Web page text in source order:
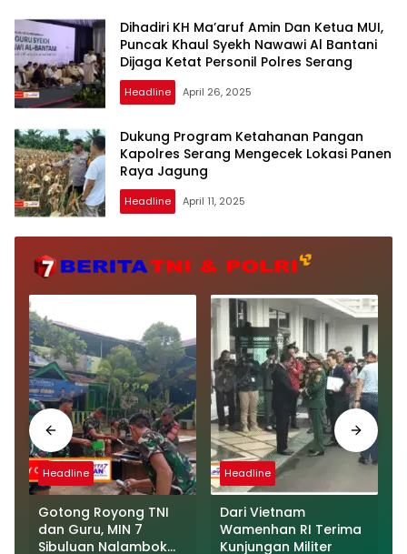
Dihadiri KH Ma’aruf Amin Dan Ketua MUI,
Puncak Khaul Syekh Nawawi Al Bantani
Dijaga Ketat Personil Polres Serang
Headline April 26, 2025
Dukung Program Ketahanan Pangan
Kapolres Serang Mengecek Lokasi Panen
Raya Jagung
Headline April 11, 2025
Headline
Gotong Royong TNI
dan Guru, MIN 7
Sibuluan Nalambok
Headline
Dari Vietnam
Wamenhan RI Terima
Kunjungan Militer